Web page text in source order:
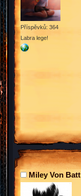
Příspěvků: 364
Labra lege!
Miley Von Batt